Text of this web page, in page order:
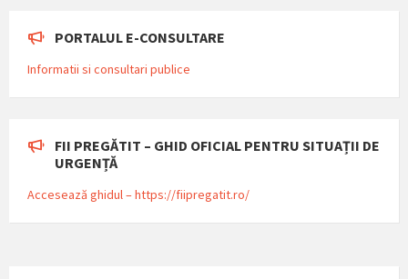
PORTALUL E-CONSULTARE
Informatii si consultari publice
FII PREGĂTIT – GHID OFICIAL PENTRU SITUAȚII DE
URGENȚĂ
Accesează ghidul – https://fiipregatit.ro/